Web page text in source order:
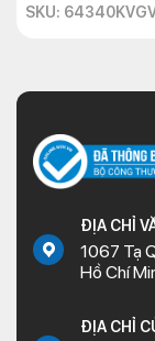
SKU:
ĐỊA CHỈ
1067 Tạ
Hồ Chí
ĐỊA CHỈ